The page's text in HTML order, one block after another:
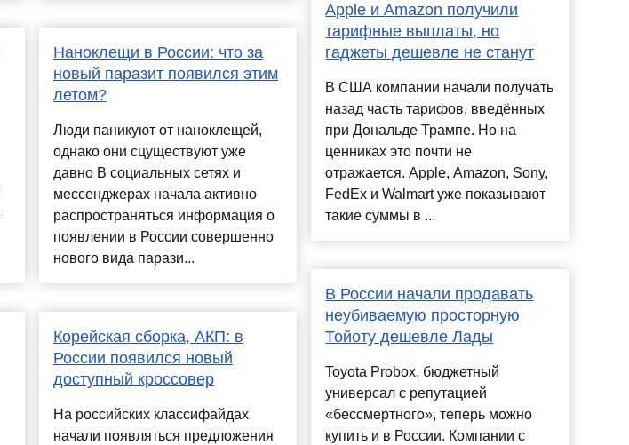
Наноклещи в России: что за
новый паразит появился этим
летом?
Люди паникуют от наноклещей,
однако они сцуществуют уже
давно В социальных сетях и
мессенджерах начала активно
распространяться информация о
появлении в России совершенно
нового вида парази...
Корейская сборка, АКП: в
России появился новый
доступный кроссовер
На российских классифайдах
начали появляться предложения
Apple и Amazon получили
тарифные выплаты, но
гаджеты дешевле не станут
В США компании начали получать
назад часть тарифов, введённых
при Дональде Трампе. Но на
ценниках это почти не
отражается. Apple, Amazon, Sony,
FedEx и Walmart уже показывают
такие суммы в ...
В России начали продавать
неубиваемую просторную
Тойоту дешевле Лады
Toyota Probox, бюджетный
универсал с репутацией
«бессмертного», теперь можно
купить и в России. Компании с